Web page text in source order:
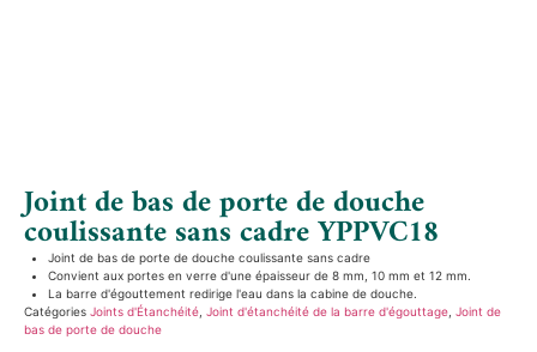
Joint de bas de porte de douche
coulissante sans cadre YPPVC18
Joint de bas de porte de douche coulissante sans cadre
Convient aux portes en verre d'une épaisseur de 8 mm, 10 mm et 12 mm.
La barre d'égouttement redirige l'eau dans la cabine de douche.
Catégories Joints d'Étanchéité Joint d'étanchéité de la barre d'égouttage Joint de
bas de porte de douche